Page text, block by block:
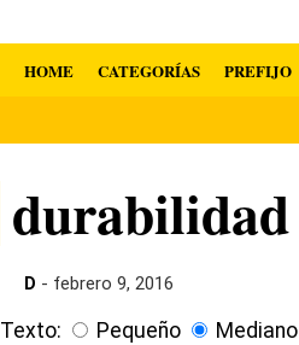
HOME CATEGORÍAS PREFIJO
durabilidad
D - febrero 9, 2016
Texto: Pequeño Mediano